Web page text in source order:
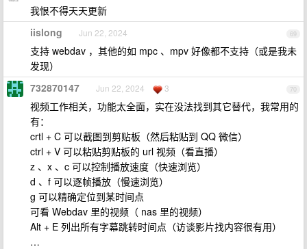
我恨不得天天更新
69
iislong Jun 22, 2024
支持 webdav ，其他的如 mpc 、mpv 好像都不支持（或是我未
发现）
70
732870147 Jun 22, 2024 3
视频工作相关，功能太全面，实在没法找到其它替代，我常用的
有：
crtl + C 可以截图到剪贴板（然后粘贴到 QQ 微信）
ctrl + V 可以粘贴剪贴板的 url 视频（看直播）
z 、x 、c 可以控制播放速度（快速浏览）
d 、f 可以逐帧播放（慢速浏览）
g 可以精确定位到某时间点
可看 Webdav 里的视频（ nas 里的视频）
Alt + E 列出所有字幕跳转时间点（访谈影片找内容很有用）
…